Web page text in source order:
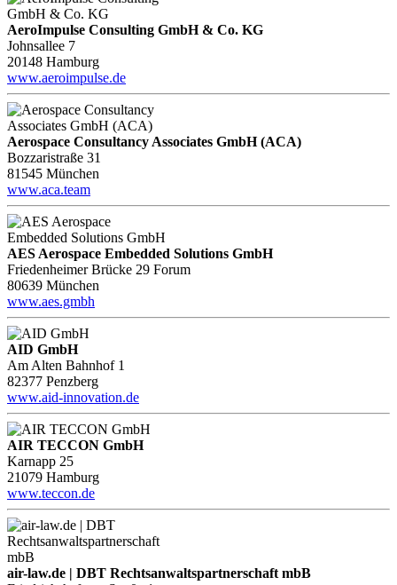
AeroImpulse Consulting GmbH & Co. KG
Johnsallee 7
20148 Hamburg
www.aeroimpulse.de
Aerospace Consultancy Associates GmbH (ACA)
Bozzaristraße 31
81545 München
www.aca.team
AES Aerospace Embedded Solutions GmbH
Friedenheimer Brücke 29 Forum
80639 München
www.aes.gmbh
AID GmbH
Am Alten Bahnhof 1
82377 Penzberg
www.aid-innovation.de
AIR TECCON GmbH
Karnapp 25
21079 Hamburg
www.teccon.de
air-law.de | DBT Rechtsanwaltspartnerschaft mbB